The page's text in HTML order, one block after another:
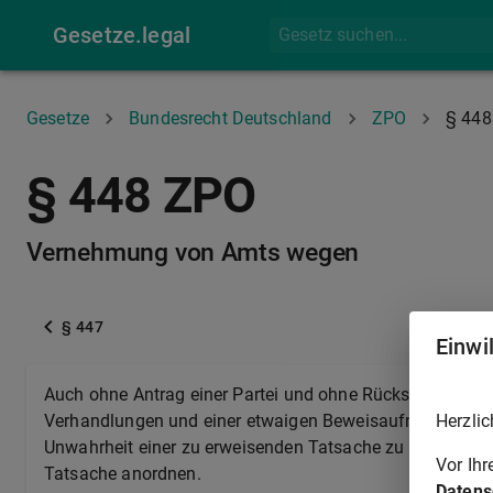
Gesetze.legal
Gesetze Bundesrecht Deutschland ZPO § 448
§ 448 ZPO
Vernehmung von Amts wegen
§ 447
Auch ohne Antrag einer Partei und ohne Rücksicht auf
Verhandlungen und einer etwaigen Beweisaufnahme
Unwahrheit einer zu erweisenden Tatsache zu
Tatsache anordnen.
Vor